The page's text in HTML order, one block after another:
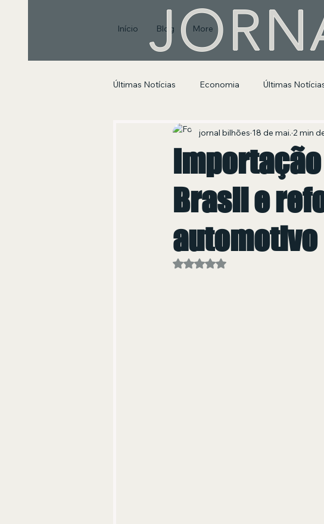
Início Blog More
Últimas Notícias Economia Últimas
Segurança Pública e Social Segurança
Brasil e
automotivo
jornal bilhões 18 de mai. 2 min
Avaliado com NaN de 5 estrelas.